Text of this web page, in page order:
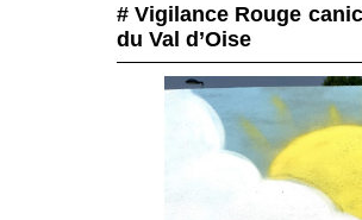
# Vigilance Rouge
du Val d’Oise